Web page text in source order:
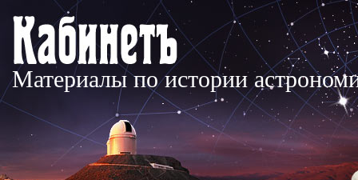
Материалы по истории